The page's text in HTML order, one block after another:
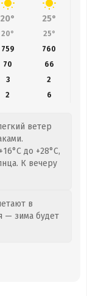
20° 25°
20° 25°
759 760
70 66
3
2
2 6
ветер
до +28°C,
К вечеру
в
— зима будет